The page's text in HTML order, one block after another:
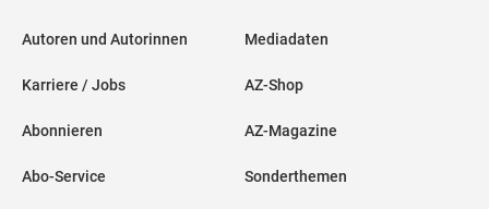
Autoren und Autorinnen
Karriere / Jobs
Abonnieren
Abo-Service
Mediadaten
AZ-Shop
AZ-Magazine
Sonderthemen